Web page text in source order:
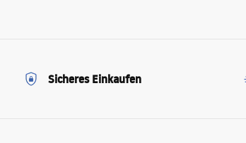
Sicheres Einkaufen